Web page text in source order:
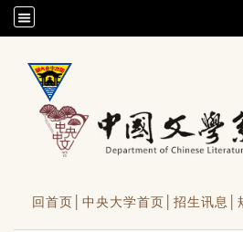
/accesskey"" title="Toolbar">:::
回首页│ 中央大学首页│ 招生讯息│